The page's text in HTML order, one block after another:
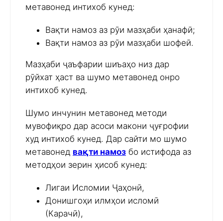
метавонед интихоб кунед:
Вақти намоз аз рӯи мазҳаби ҳанафӣ;
Вақти намоз аз рӯи мазҳаби шофеӣ.
Мазҳаби ҷаъфарии шиъаҳо низ дар
рӯйхат ҳаст ва шумо метавонед онро
интихоб кунед.
Шумо инчунин метавонед методи
мувофиқро дар асоси макони ҷуғрофии
худ интихоб кунед. Дар сайти мо шумо
метавонед вақти намоз бо истифода аз
методҳои зерин ҳисоб кунед:
Лигаи Исломии Ҷаҳонӣ,
Донишгоҳи илмҳои исломӣ
(Карачӣ),